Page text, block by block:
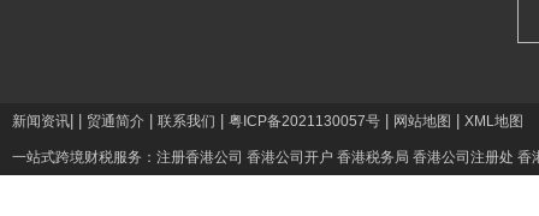
新闻资讯 贸通简介 联系我们 粤ICP备2021130057号 网站地图 XML地图
一站式跨境财税服务： 注册香港公司 香港公司开户 香港税务局 香港公司注册处 香